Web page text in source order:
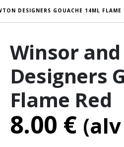
DESIGNERS GOUACHE 14ML FLAME
Winsor
Designers
Flame Red
8.00 €